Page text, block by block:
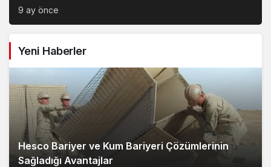
Model Tercihi
9 ay önce
Yeni Haberler
Hesco Bariyer ve Kum Bariyeri Çözümlerinin
Sağladığı Avantajlar